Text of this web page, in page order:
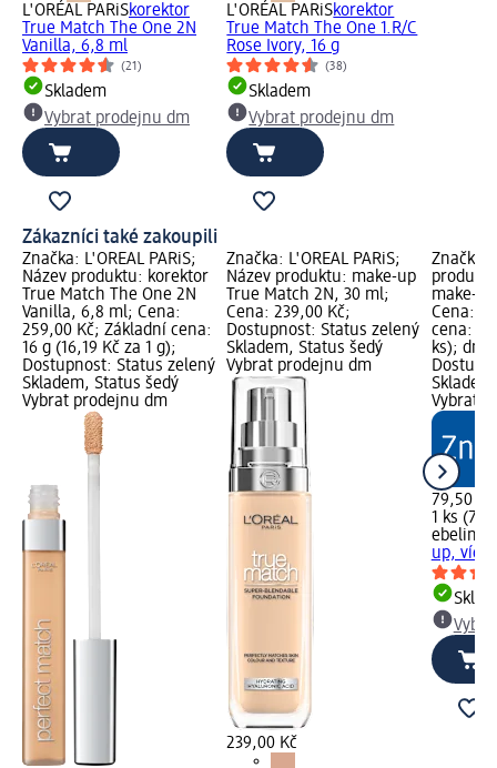
L'ORÉAL PARiSkorektor
True Match The One 2N
Vanilla, 6,8 ml
(21)
Skladem
Vybrat prodejnu dm
L'ORÉAL PARiSkorektor
True Match The One 1.R/C
Rose Ivory, 16 g
(38)
Skladem
Vybrat prodejnu dm
Zákazníci také zakoupili
Značka: L'ORÉAL PARiS;
Název produktu: korektor
True Match The One 2N
Vanilla, 6,8 ml; Cena:
259,00 Kč; Základní cena:
16 g (16,19 Kč za 1 g);
Dostupnost: Status zelený
Skladem, Status šedý
Vybrat prodejnu dm
Značka: L'ORÉAL PARiS;
Název produktu: make-up
True Match 2N, 30 ml;
Cena: 239,00 Kč;
Dostupnost: Status zelený
Skladem, Status šedý
Vybrat prodejnu dm
239,00 Kč
Značka:
make-
Cena:
cena: 1
ks); dm
Vybrat
79,50 Kč
1 ks
ebelin
up, více